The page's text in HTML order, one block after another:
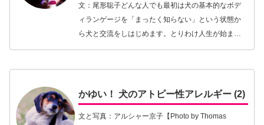
文：尾形聡子どんな人でも最初は犬の基本的なボデ
ィランゲージを「まったく知らない」という状態か
ら犬と交流をしはじめます。とりわけ人生が始まっ
かゆい！ 犬のアトピー性アレルギー (2)
文と写真：アルシャー京子【Photo by Thomas